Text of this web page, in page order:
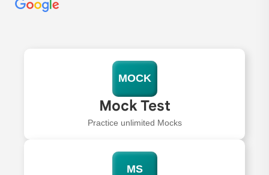
MOCK
Mock Test
Practice unlimited Mocks
MS